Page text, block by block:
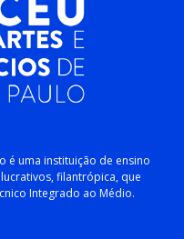
é uma instituição de ensino
filantrópica, que
Integrado ao Médio.